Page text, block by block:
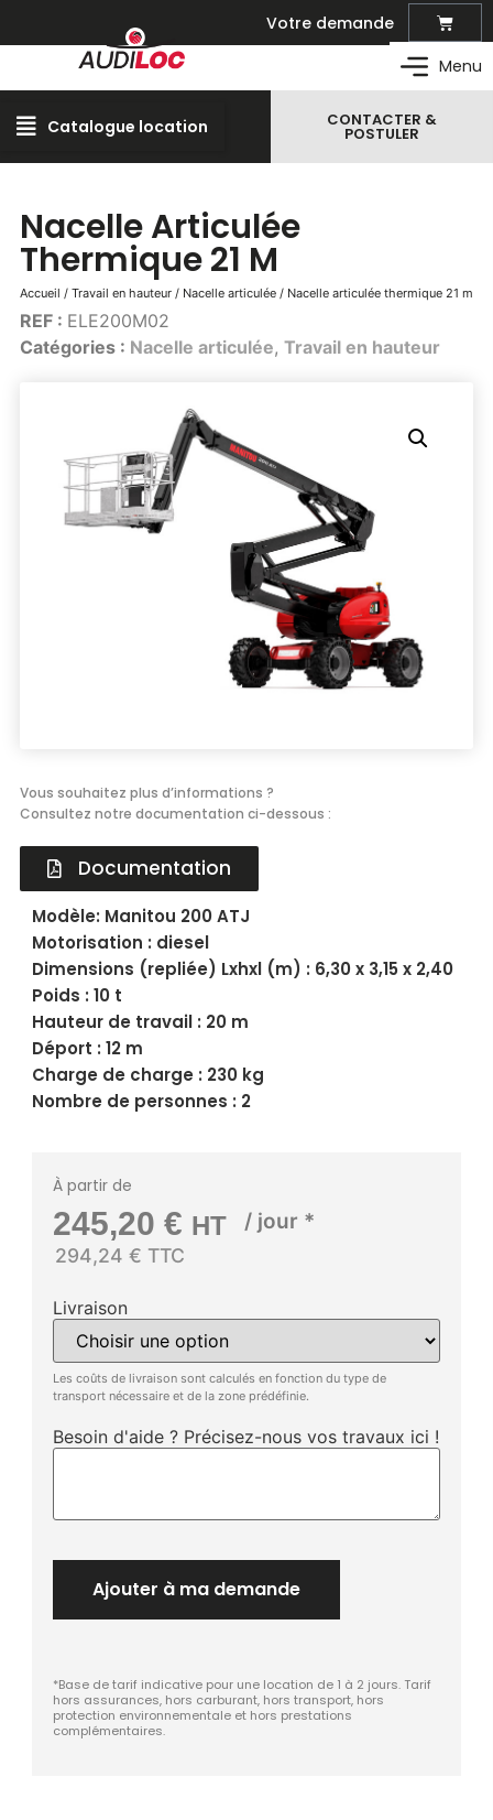
Votre demande
Menu
Catalogue location
Matériel de location
Outillage professionnel
Créer et entretenir les espaces verts
Manutention – levage
Transport et manutention de marchandises
Travail en hauteur
Nacelles, plateformes, échafaudage …
Compactage
Rouleau, plaque-vibrante, …
Énergie
Groupe électrogène, outillage pneumatique, …
Installation provisoire
CONTACTER &
POSTULER
Nacelle Articulée
Thermique 21 M
Accueil / Travail en hauteur/ Nacelle articulée/ Nacelle articulée thermique 21 m
REF : ELE200M02
Catégories : Nacelle articulée, Travail en hauteur
Vous souhaitez plus d’informations ?
Consultez notre documentation ci-dessous :
Documentation
Modèle: Manitou 200 ATJ
Motorisation : diesel
Dimensions (repliée) Lxhxl (m) : 6,30 x 3,15 x 2,40
Poids : 10 t
Hauteur de travail : 20 m
Déport : 12 m
Charge de charge : 230 kg
Nombre de personnes : 2
À partir de
245,20€ HT / jour *
294,24 € TTC
Livraison
Les coûts de livraison sont calculés en fonction du type de
transport nécessaire et de la zone prédéfinie.
Besoin d'aide ? Précisez-nous vos travaux ici !
Ajouter à ma demande
*Base de tarif indicative pour une location de 1 à 2 jours. Tarif
hors assurances, hors carburant, hors transport, hors
protection environnementale et hors prestations
complémentaires.